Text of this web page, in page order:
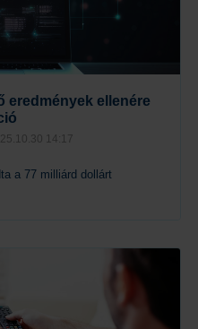
eredmények ellenére
14:17
a 77 milliárd dollárt